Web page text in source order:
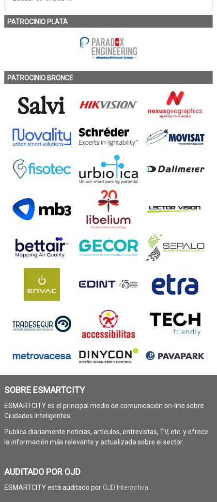
PATROCINIO PLATA
PATROCINIO BRONCE
SOBRE ESMARTCITY
ESMARTCITY es el principal medio de comunicación on-line sobre
Ciudades Inteligentes.
Publica diariamente noticias, artículos, entrevistas, TV, etc. y ofrece
la información más relevante y actualizada sobre el sector.
AUDITADO POR OJD
ESMARTCITY está auditado por OJD Interactiva